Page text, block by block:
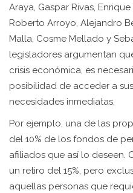
Araya, Gaspar Rivas,
Roberto Arroyo, Alejandro
Malla, Cosme Mellado y
legisladores argumentan
crisis económica, es
posibilidad de acceder a
necesidades inmediatas.
Por ejemplo, una de las
del 10% de los fondos de
afiliados que así lo deseen.
un retiro del 15%, pero
aquellas personas que